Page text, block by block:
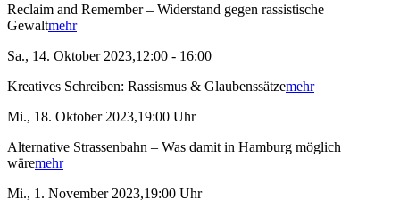
Reclaim and Remember – Widerstand gegen rassistische
Gewaltmehr
Sa., 14. Oktober 2023,12:00 - 16:00
Kreatives Schreiben: Rassismus & Glaubenssätzemehr
Mi., 18. Oktober 2023,19:00 Uhr
Alternative Strassenbahn – Was damit in Hamburg möglich
wäremehr
Mi., 1. November 2023,19:00 Uhr